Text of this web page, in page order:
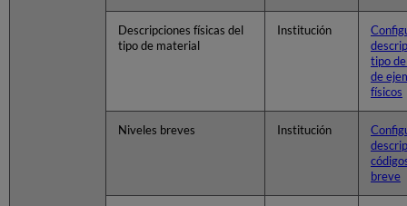
Descripciones físicas del
tipo de material
Institución
tipo
de
físicos
Niveles breves Institución
breve